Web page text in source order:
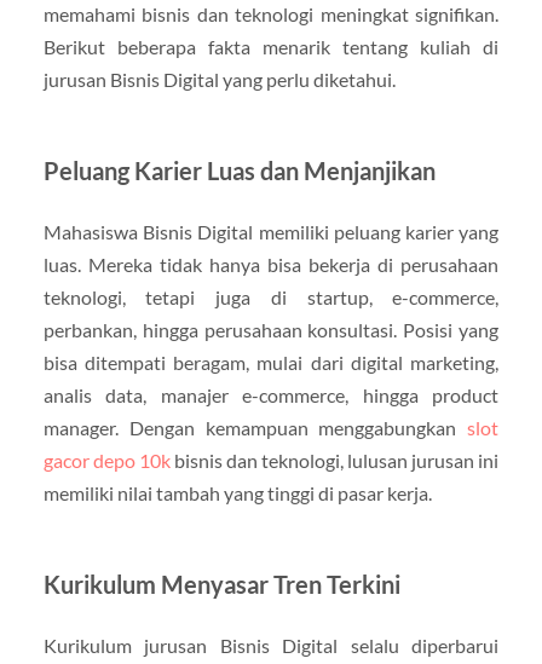
memahami bisnis dan teknologi meningkat signifikan.
Berikut beberapa fakta menarik tentang kuliah di
jurusan Bisnis Digital yang perlu diketahui.
Peluang Karier Luas dan Menjanjikan
Mahasiswa Bisnis Digital memiliki peluang karier yang
luas. Mereka tidak hanya bisa bekerja di perusahaan
teknologi, tetapi juga di startup, e-commerce,
perbankan, hingga perusahaan konsultasi. Posisi yang
bisa ditempati beragam, mulai dari digital marketing,
analis data, manajer e-commerce, hingga product
manager. Dengan kemampuan menggabungkanslot
gacor depo 10kbisnis dan teknologi, lulusan jurusan ini
memiliki nilai tambah yang tinggi di pasar kerja.
Kurikulum Menyasar Tren Terkini
Kurikulum jurusan Bisnis Digital selalu diperbarui